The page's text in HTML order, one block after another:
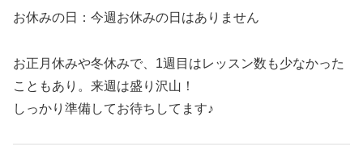
お休みの日：今週お休みの日はありません
お正月休みや冬休みで、1週目はレッスン数も少なかった
こともあり。来週は盛り沢山！
しっかり準備してお待ちしてます♪